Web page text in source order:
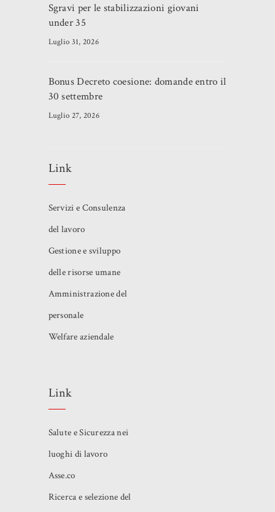
Sgravi per le stabilizzazioni giovani
under 35
Luglio 31, 2026
Bonus Decreto coesione: domande entro il
30 settembre
Luglio 27, 2026
Link
Servizi e Consulenza
del lavoro
Gestione e sviluppo
delle risorse umane
Amministrazione del
personale
Welfare aziendale
Link
Salute e Sicurezza nei
luoghi di lavoro
Asse.co
Ricerca e selezione del